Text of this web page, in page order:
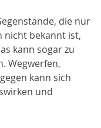
die nur
nicht bekannt ist,
kann sogar zu
Wegwerfen,
kann sich
und